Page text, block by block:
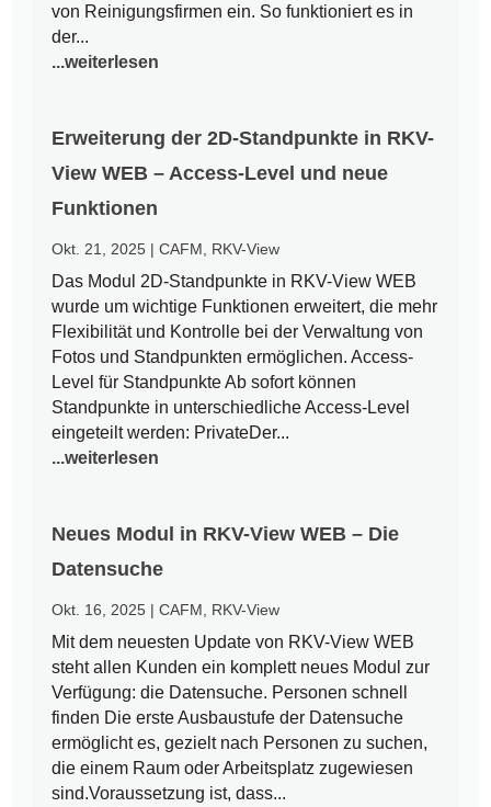
von Reinigungsfirmen ein. So funktioniert es in
der...
...weiterlesen
Erweiterung der 2D-Standpunkte in RKV-
View WEB – Access-Level und neue
Funktionen
Okt. 21, 2025 |CAFM RKV-View
Das Modul 2D-Standpunkte in RKV-View WEB
wurde um wichtige Funktionen erweitert, die mehr
Flexibilität und Kontrolle bei der Verwaltung von
Fotos und Standpunkten ermöglichen. Access-
Level für Standpunkte Ab sofort können
Standpunkte in unterschiedliche Access-Level
eingeteilt werden: PrivateDer...
...weiterlesen
Neues Modul in RKV-View WEB – Die
Datensuche
Okt. 16, 2025 |CAFM RKV-View
Mit dem neuesten Update von RKV-View WEB
steht allen Kunden ein komplett neues Modul zur
Verfügung: die Datensuche. Personen schnell
finden Die erste Ausbaustufe der Datensuche
ermöglicht es, gezielt nach Personen zu suchen,
die einem Raum oder Arbeitsplatz zugewiesen
sind.Voraussetzung ist, dass...